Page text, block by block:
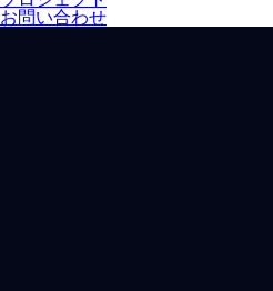
お問い合わせ